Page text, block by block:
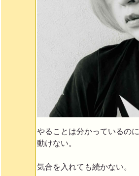
やることは分かっているのに
動けない。
気合を入れても続かない。